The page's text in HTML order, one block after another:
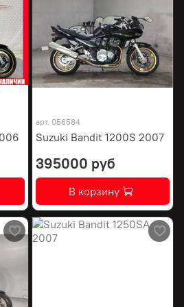
арт. 056584
Suzuki Bandit 1200S 2007
395000 руб
В корзину